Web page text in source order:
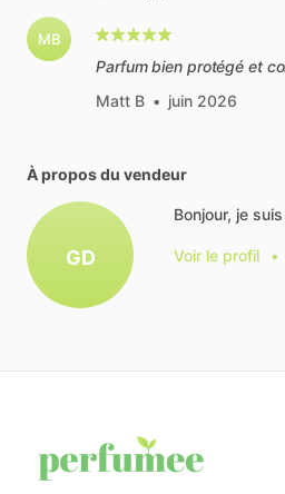
MB
Parfum bien protégé et
Matt B • juin 2026
À propos du vendeur
GD
Bonjour, je
Voir le profil •